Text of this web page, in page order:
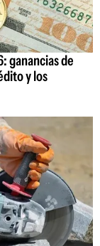
ganancias de
y los